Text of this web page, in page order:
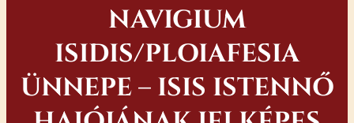
NAVIGIUM
ISIDIS/PLOIAFESIA
ÜNNEPE – ISIS ISTENNŐ